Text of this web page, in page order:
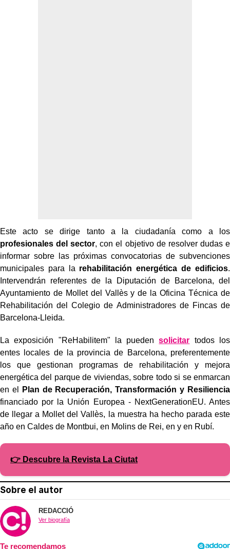
Este acto se dirige tanto a la ciudadanía como a los
profesionales del sector, con el objetivo de resolver dudas e
informar sobre las próximas convocatorias de subvenciones
municipales para la rehabilitación energética de edificios.
Intervendrán referentes de la Diputación de Barcelona, del
Ayuntamiento de Mollet del Vallès y de la Oficina Técnica de
Rehabilitación del Colegio de Administradores de Fincas de
Barcelona-Lleida.
La exposición "ReHabilitem" la puedensolicitar todos los
entes locales de la provincia de Barcelona, preferentemente
los que gestionan programas de rehabilitación y mejora
energética del parque de viviendas, sobre todo si se enmarcan
en el
Plan de Recuperación, Transformación y Resiliencia
financiado por la Unión Europea - NextGenerationEU. Antes
de llegar a Mollet del Vallès, la muestra ha hecho parada este
año en Caldes de Montbui, en Molins de Rei, en y en Rubí.
👉 Descubre la Revista La Ciutat
Sobre el autor
REDACCIÓ
Ver biografía